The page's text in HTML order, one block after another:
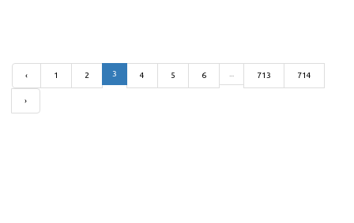
‹ 1 2 3 4 5 6 713 714
›